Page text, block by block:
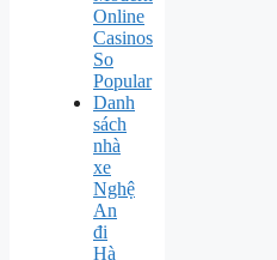
Online
Casinos
So
Popular
Danh
sách
nhà
xe
Nghệ
An
đi
Hà